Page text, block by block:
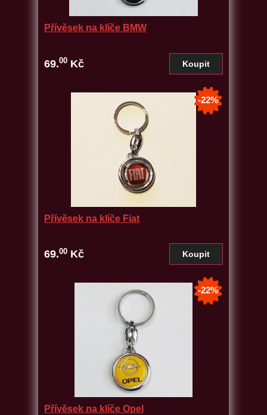
Přívěsek na klíče BMW
69.00 Kč
Přívěsek na klíče Fiat
69.00 Kč
-22%
Přívěsek na klíče Opel
-22%